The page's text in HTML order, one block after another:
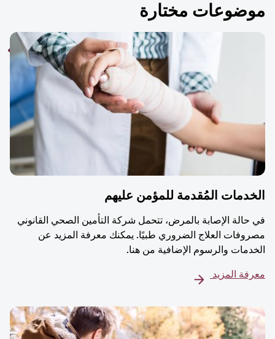
مختارة
المُقدمة للمؤمن عليهم
الإصابة بالمرض، تتحمل شركة التأمين الصحي القانوني
العلاج الضروري طبيًا. يمكنك معرفة المزيد عن
والرسوم الإضافية من هنا.
المزيد